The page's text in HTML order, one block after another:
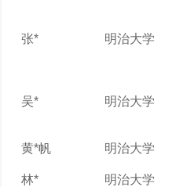
张* 明治大学
吴* 明治大学
黄*帆 明治大学
林* 明治大学